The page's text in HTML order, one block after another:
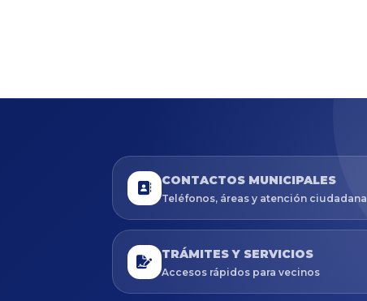
CONTACTOS MUNICIPALES
Teléfonos, áreas y atención ciudadana
TRÁMITES Y SERVICIOS
Accesos rápidos para vecinos